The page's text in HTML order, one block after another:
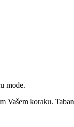
mode.
Vašem koraku.